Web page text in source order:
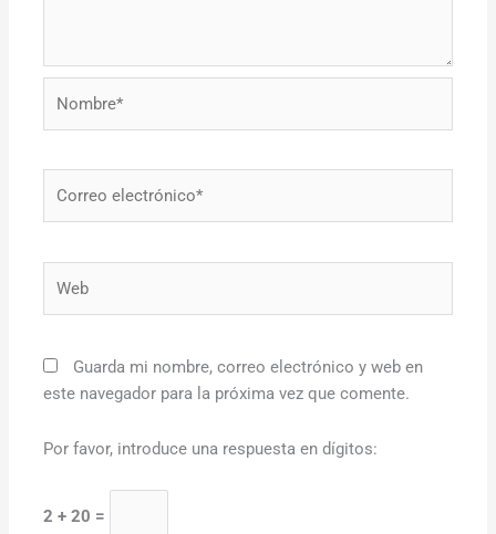
Guarda mi nombre, correo electrónico y web en
este navegador para la próxima vez que comente.
Por favor, introduce una respuesta en dígitos:
2 + 20 =